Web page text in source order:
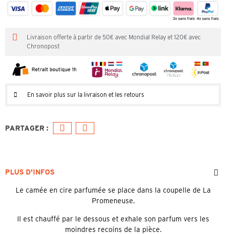
Livraison offerte à partir de 50€ avec Mondial Relay et 120€ avec
Chronopost
En savoir plus sur la livraison et les retours
PLUS D'INFOS
Le camée en cire parfumée se place dans la coupelle de La
Promeneuse.
Il est chauffé par le dessous et exhale son parfum vers les
moindres recoins de la pièce.